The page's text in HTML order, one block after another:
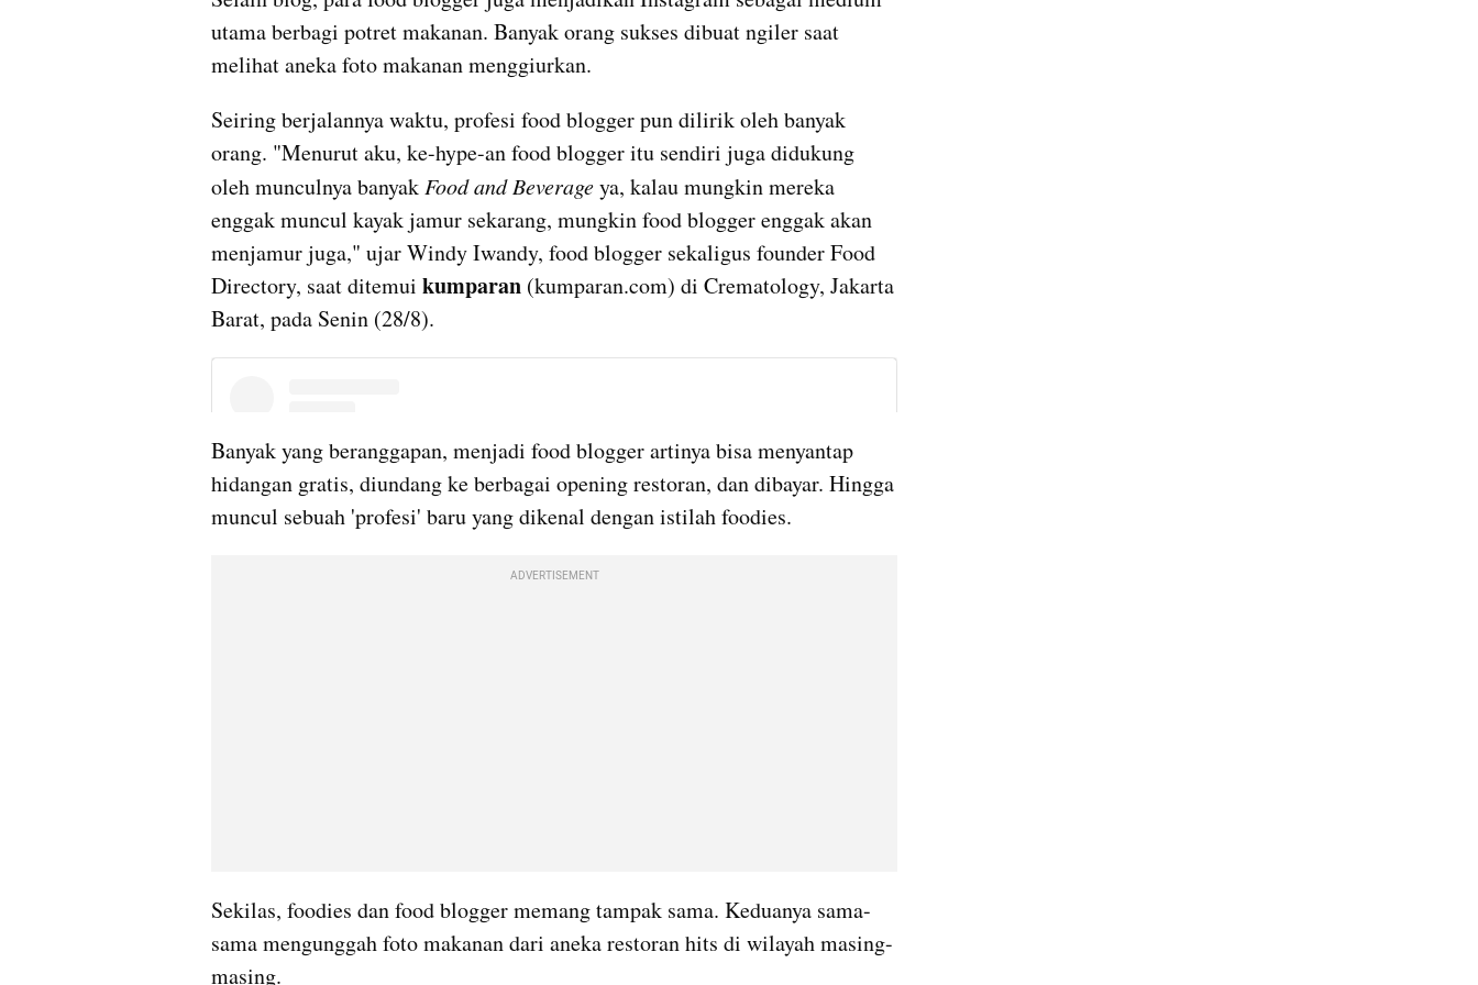
utama berbagi potret makanan. Banyak orang sukses dibuat ngiler saat
melihat aneka foto makanan menggiurkan.
Seiring berjalannya waktu, profesi food blogger pun dilirik oleh banyak
orang. "Menurut aku, ke-hype-an food blogger itu sendiri juga didukung
oleh munculnya banyak Food and Beverage ya, kalau mungkin mereka
enggak muncul kayak jamur sekarang, mungkin food blogger enggak akan
menjamur juga," ujar Windy Iwandy, food blogger sekaligus founder Food
Directory, saat ditemui kumparan (kumparan.com) di Crematology, Jakarta
Barat, pada Senin (28/8).
Banyak yang beranggapan, menjadi food blogger artinya bisa menyantap
hidangan gratis, diundang ke berbagai opening restoran, dan dibayar. Hingga
muncul sebuah 'profesi' baru yang dikenal dengan istilah foodies.
ADVERTISEMENT
Sekilas, foodies dan food blogger memang tampak sama. Keduanya sama-
sama mengunggah foto makanan dari aneka restoran hits di wilayah masing-
masing.